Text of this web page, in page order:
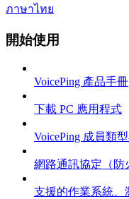
ภาษาไทย
開始使用
VoicePing 產品手冊
下載 PC 應用程式
VoicePing 成員類
網路通訊協定（防
支援的作業系統、